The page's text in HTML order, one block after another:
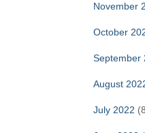
November
October
September
August
July 2022